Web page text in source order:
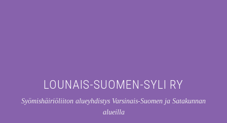
LOUNAIS-SUOMEN-SYLI RY
Syömishäiriöliiton alueyhdistys Varsinais-Suomen ja Satakunnan
alueilla